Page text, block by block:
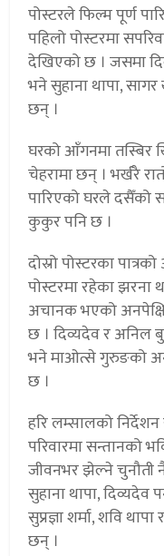
पोस्टरले फिल्म पूर्ण
पहिलो पोस्टरमा
देखिएको छ । जसमा
भने सुहाना थापा, सागर
छन् ।
घरको आँगनमा तस्बिर
चेहरामा छन् । भर्खरै
पारिएको घरले दसैँको
कुकुर पनि छ ।
दोस्रो पोस्टरका
पोस्टरमा रहेका झरना
अचानक भएको
छ । दिव्यदेव र अनिल
भने माओत्से गुरुङको
छ ।
हरि लम्सालको
परिवारमा सन्तानको
जीवनभर झेल्ने चुनौती
सुहाना थापा, दिव्यदेव
सुप्रज्ञा शर्मा, शवि
छन् ।